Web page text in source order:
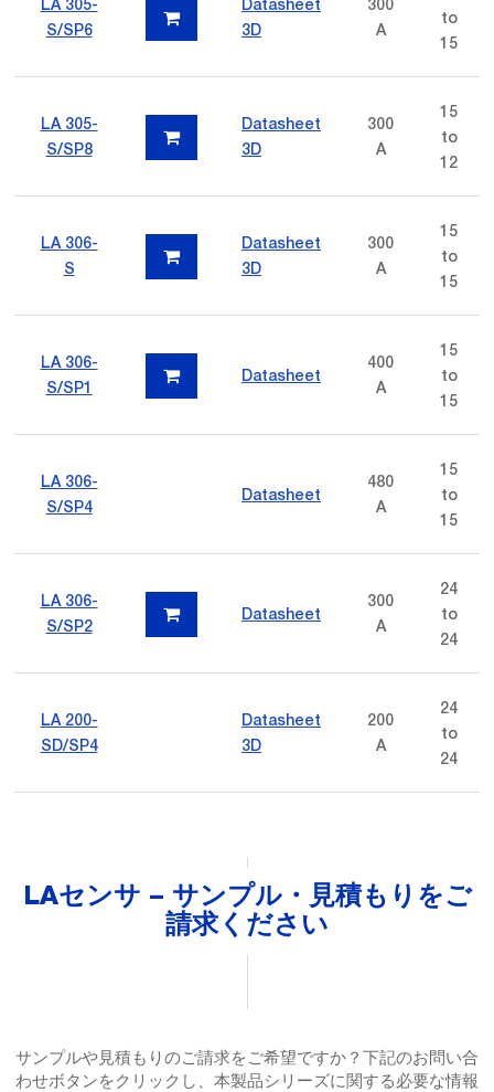
LA 305-
S/SP6
Datasheet
3D
300
A
to
15
LA 305-
S/SP8
Datasheet
3D
300
A
15
to
12
LA 306-
S
Datasheet
3D
300
A
15
to
15
LA 306-
S/SP1
Datasheet
400
A
15
to
15
LA 306-
S/SP4
Datasheet
480
A
15
to
15
LA 306-
S/SP2
Datasheet
300
A
24
to
24
LA 200-
SD/SP4
Datasheet
3D
200
A
24
to
24
LAセンサ – サンプル・見積もりをご
請求ください
サンプルや見積もりのご請求をご希望ですか？下記のお問い合
わせボタンをクリックし、本製品シリーズに関する必要な情報